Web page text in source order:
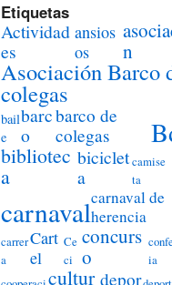
Etiquetas
Actividad
es
ansios
os
n
Asociación Barco
colegas
bail
e
barc
o
barco de
colegas
bibliotec
a
biciclet
a
camise
ta
carnavalcarnaval de
herencia
carrer
a
Cart
el
Ce
ci
concurs
o
ia
cultur depor